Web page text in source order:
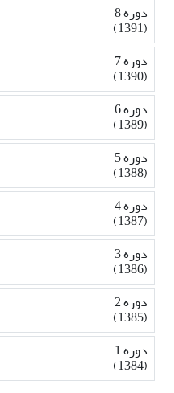
دوره 8
(1391)
دوره 7
(1390)
دوره 6
(1389)
دوره 5
(1388)
دوره 4
(1387)
دوره 3
(1386)
دوره 2
(1385)
دوره 1
(1384)